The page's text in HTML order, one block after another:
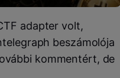
adapter volt,
beszámolója
kommentért, de